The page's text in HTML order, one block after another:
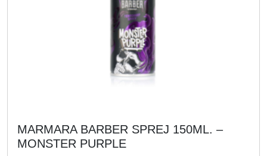
MARMARA BARBER SPREJ 150ML. –
MONSTER PURPLE